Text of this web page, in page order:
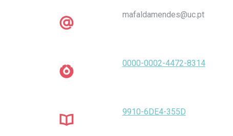
mafaldamendes@uc.pt
0000-0002-4472-8314
9910-6DE4-355D